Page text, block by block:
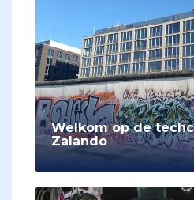
Welkom op de
Zalando